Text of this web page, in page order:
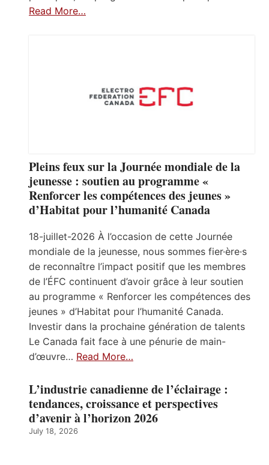
Read More…
Pleins feux sur la Journée mondiale de la
jeunesse : soutien au programme «
Renforcer les compétences des jeunes »
d’Habitat pour l’humanité Canada
18-juillet-2026 À l’occasion de cette Journée
mondiale de la jeunesse, nous sommes fier·ère·s
de reconnaître l’impact positif que les membres
de l’ÉFC continuent d’avoir grâce à leur soutien
au programme « Renforcer les compétences des
jeunes » d’Habitat pour l’humanité Canada.
Investir dans la prochaine génération de talents
Le Canada fait face à une pénurie de main-
d’œuvre… Read More…
L’industrie canadienne de l’éclairage :
tendances, croissance et perspectives
d’avenir à l’horizon 2026
July 18, 2026